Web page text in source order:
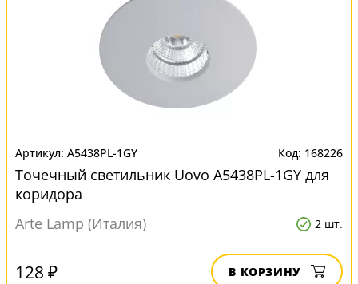
A5438PL-1GY 168226
Точечный светильник Uovo A5438PL-1GY для
коридора
Arte Lamp (Италия)
2 шт.
128 ₽ В КОРЗИНУ